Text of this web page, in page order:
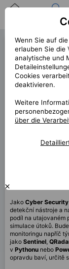
Position
Cyber
(39736)
« zurück
Platz
Start (Länge)
3/
Home office
Jako Cyber
detekční nástroje a
podíl na utajovaném
simulace útoků.
monitoringu napříč
jako Sentinel,
v Pythonu nebo
opravdu baví, určitě
Wenn Sie auf
erlauben Sie die
analytische und
Cookies
deaktivieren.
Weitere
über die